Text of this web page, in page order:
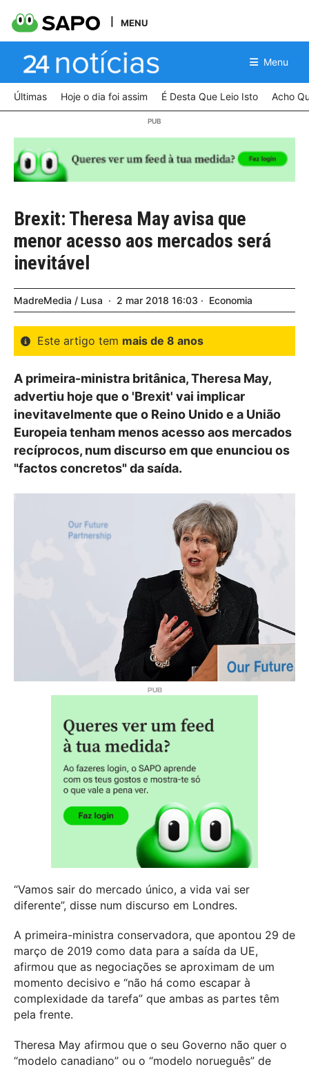
MENU
Menu
Últimas Hoje o dia foi assim É Desta Que Leio Isto Acho
Brexit: Theresa May avisa que
menor acesso aos mercados será
inevitável
MadreMedia / Lusa 2 mar 2018 16:03 Economia
Este artigo tem mais de 8 anos
A primeira-ministra britânica, Theresa May,
advertiu hoje que o 'Brexit' vai implicar
inevitavelmente que o Reino Unido e a União
Europeia tenham menos acesso aos mercados
recíprocos, num discurso em que enunciou os
"factos concretos" da saída.
“Vamos sair do mercado único, a vida vai ser
diferente”, disse num discurso em Londres.
A primeira-ministra conservadora, que apontou 29 de
março de 2019 como data para a saída da UE,
afirmou que as negociações se aproximam de um
momento decisivo e “não há como escapar à
complexidade da tarefa” que ambas as partes têm
pela frente.
Theresa May afirmou que o seu Governo não quer o
“modelo canadiano” ou o “modelo norueguês” de